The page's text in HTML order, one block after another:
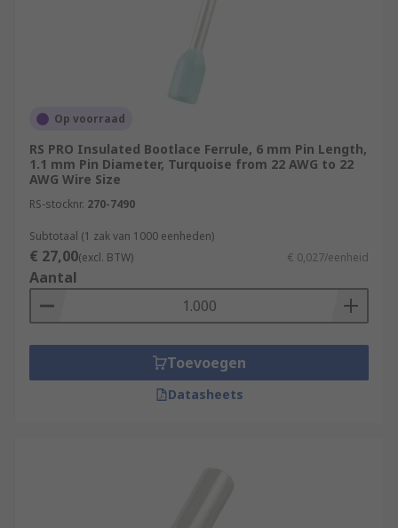
Op voorraad
RS PRO Insulated Bootlace Ferrule, 6 mm Pin Length,
1.1 mm Pin Diameter, Turquoise from 22 AWG to 22
AWG Wire Size
RS-stocknr. 270-7490
Subtotaal (1 zak van 1000 eenheden)
€ 27,00(excl. BTW) € 0,027/eenheid
Aantal
Toevoegen
Datasheets